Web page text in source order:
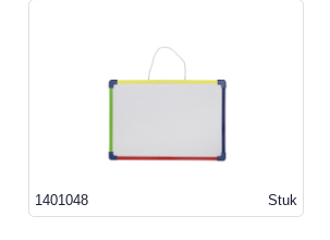
Stuk
1401048